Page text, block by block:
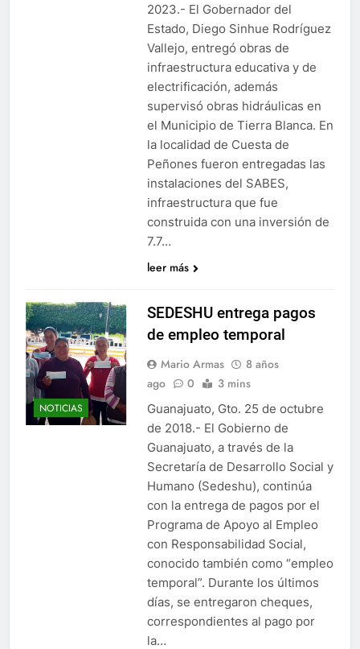
2023.- El Gobernador del
Estado, Diego Sinhue Rodríguez
Vallejo, entregó obras de
infraestructura educativa y de
electrificación, además
supervisó obras hidráulicas en
el Municipio de Tierra Blanca. En
la localidad de Cuesta de
Peñones fueron entregadas las
instalaciones del SABES,
infraestructura que fue
construida con una inversión de
7.7…
leer más
NOTICIAS
SEDESHU entrega pagos
de empleo temporal
Mario Armas
8 años
ago
0 3 mins
Guanajuato, Gto. 25 de octubre
de 2018.- El Gobierno de
Guanajuato, a través de la
Secretaría de Desarrollo Social y
Humano (Sedeshu), continúa
con la entrega de pagos por el
Programa de Apoyo al Empleo
con Responsabilidad Social,
conocido también como “empleo
temporal”. Durante los últimos
días, se entregaron cheques,
correspondientes al pago por
la…